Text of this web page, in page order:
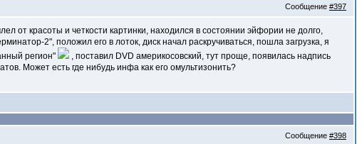
Сообщение #397
от красоты и четкости картинки, находился в состоянии эйфории не долго,
2", положил его в лоток, диск начал раскручиваться, пошла загрузка, я
регион"
, поставил DVD америкосовский, тут проще, появилась надпись
Может есть где нибудь инфа как его омультизонить?
Сообщение #398